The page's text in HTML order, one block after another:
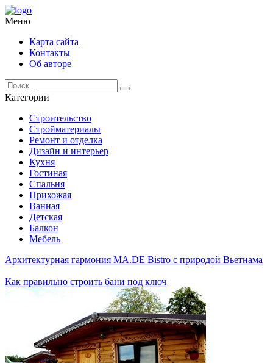
Меню
Карта сайта
Контакты
Об авторе
Категории
Строительство
Стройматериалы
Ремонт и отделка
Дизайн и интерьер
Кухня
Гостиная
Спальня
Прихожая
Ванная
Детская
Балкон
Мебель
Архитектурная гармония MA.DE Bistro с природой Вьетнама
Как правильно строить бани под ключ